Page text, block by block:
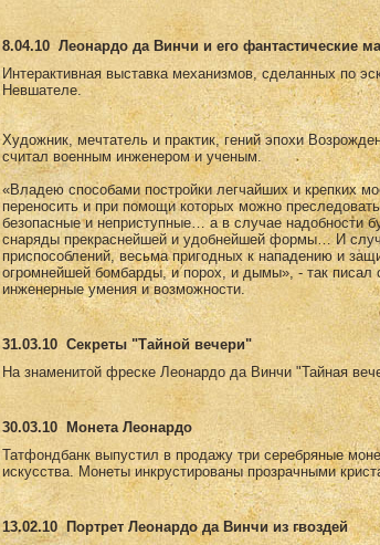
8.04.10 Леонардо да Винчи и его фантастические
Интерактивная выставка механизмов, сделанных по
Невшателе.
Художник, мечтатель и практик, гений эпохи
считал военным инженером и ученым.
«Владею способами постройки легчайших и крепких
переносить и при помощи которых можно
безопасные и неприступные… а в случае надобности
снаряды прекраснейшей и удобнейшей формы… И
приспособлений, весьма пригодных к нападению и
огромнейшей бомбарды, и порох, и дымы», - так
инженерные умения и возможности.
31.03.10 Секреты "Тайной вечери"
На знаменитой фреске Леонардо да Винчи "Тайная
30.03.10
Монета Леонардо
Татфондбанк выпустил в продажу три серебряные
искусства. Монеты инкрустированы прозрачными
13.02.10
Портрет Леонардо да Винчи из гвоздей